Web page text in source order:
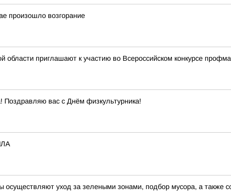
произошло возгорание
области приглашают к участию во Всероссийском конкурсе
Поздравляю вас с Днём физкультурника!
осуществляют уход за зелеными зонами, подбор мусора, а также